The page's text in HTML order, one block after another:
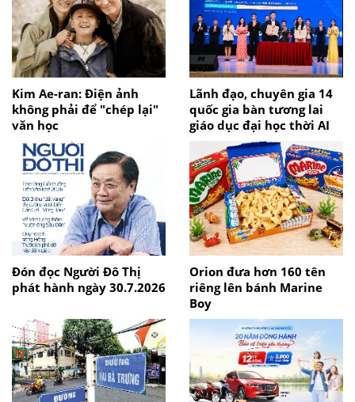
Kim Ae-ran: Điện ảnh
không phải để "chép lại"
văn học
Lãnh đạo, chuyên gia 14
quốc gia bàn tương lai
giáo dục đại học thời AI
Đón đọc Người Đô Thị
phát hành ngày 30.7.2026
Orion đưa hơn 160 tên
riêng lên bánh Marine
Boy